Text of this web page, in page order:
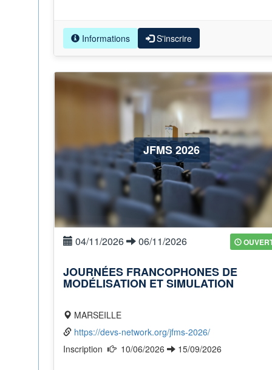
Informations S'inscrire
JFMS 2026
04/11/2026 06/11/2026
JOURNÉES FRANCOPHONES DE
MODÉLISATION ET SIMULATION
MARSEILLE
https://devs-network.org/jfms-2026/
10/06/2026 15/09/2026